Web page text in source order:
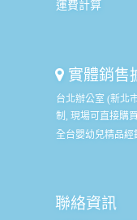
運費計算
實體銷售
台北辦公室 (新北
制, 現場可直接購
全台嬰幼兒精品經
聯絡資訊